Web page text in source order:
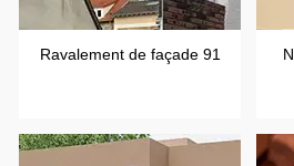
Ravalement de façade 91